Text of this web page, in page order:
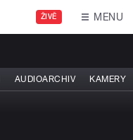
ŽIVĚ MENU
AUDIOARCHIV KAMERY